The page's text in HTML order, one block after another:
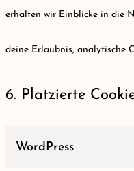
erhalten wir Einblicke in die
deine Erlaubnis, analytische
6. Platzierte
WordPress